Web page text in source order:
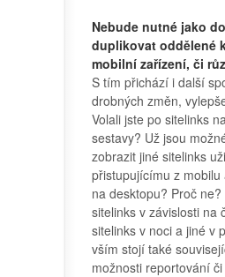
Nebude nutné jako
duplikovat oddělené
mobilní zařízení, či
S tím přichází i další
drobných změn,
Volali jste po sitelinks
sestavy? Už jsou
zobrazit jiné sitelinks
přistupujícímu z mobilu
na desktopu? Proč
sitelinks v závislosti na
sitelinks v noci a jiné v
vším stojí také
možnosti reportování